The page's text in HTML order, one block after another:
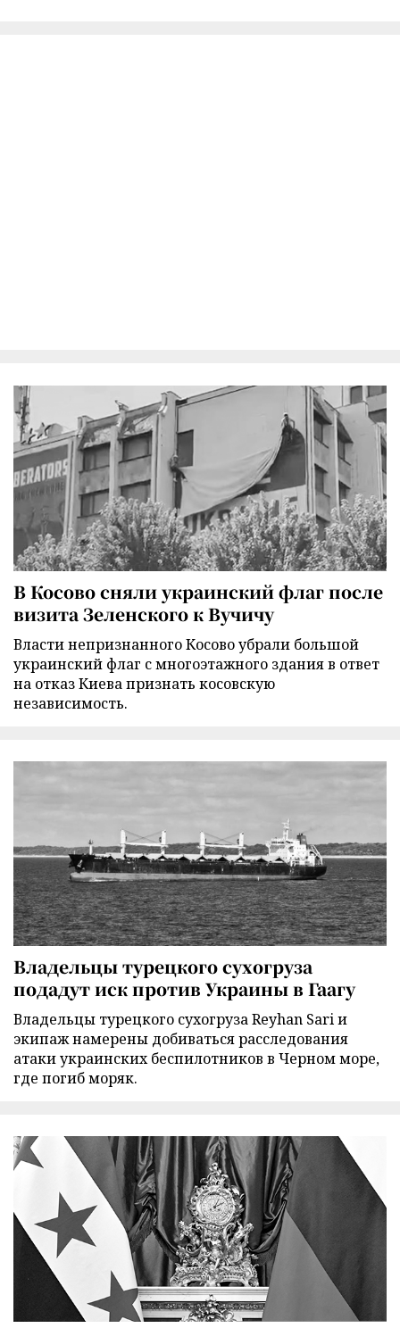
В Косово сняли украинский флаг после
визита Зеленского к Вучичу
Власти непризнанного Косово убрали большой
украинский флаг с многоэтажного здания в ответ
на отказ Киева признать косовскую
независимость.
Владельцы турецкого сухогруза
подадут иск против Украины в Гаагу
Владельцы турецкого сухогруза Reyhan Sari и
экипаж намерены добиваться расследования
атаки украинских беспилотников в Черном море,
где погиб моряк.